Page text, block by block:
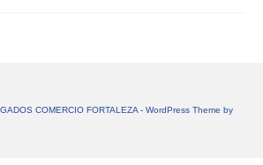
COMERCIO FORTALEZA - WordPress Theme by